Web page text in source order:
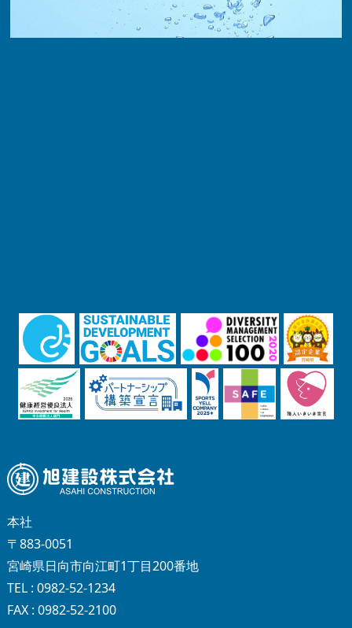
本社
〒883-0051
宮崎県日向市向江町1丁目200番地
TEL : 0982-52-1234
FAX : 0982-52-2100